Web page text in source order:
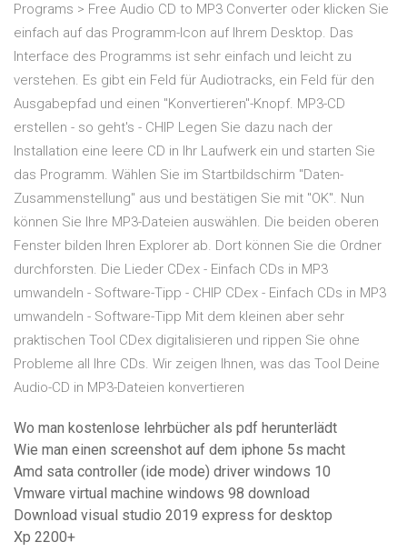
Programs > Free Audio CD to MP3 Converter oder klicken Sie
einfach auf das Programm-Icon auf Ihrem Desktop. Das
Interface des Programms ist sehr einfach und leicht zu
verstehen. Es gibt ein Feld für Audiotracks, ein Feld für den
Ausgabepfad und einen "Konvertieren"-Knopf. MP3-CD
erstellen - so geht's - CHIP Legen Sie dazu nach der
Installation eine leere CD in Ihr Laufwerk ein und starten Sie
das Programm. Wählen Sie im Startbildschirm "Daten-
Zusammenstellung" aus und bestätigen Sie mit "OK". Nun
können Sie Ihre MP3-Dateien auswählen. Die beiden oberen
Fenster bilden Ihren Explorer ab. Dort können Sie die Ordner
durchforsten. Die Lieder CDex - Einfach CDs in MP3
umwandeln - Software-Tipp - CHIP CDex - Einfach CDs in MP3
umwandeln - Software-Tipp Mit dem kleinen aber sehr
praktischen Tool CDex digitalisieren und rippen Sie ohne
Probleme all Ihre CDs. Wir zeigen Ihnen, was das Tool Deine
Audio-CD in MP3-Dateien konvertieren
Wo man kostenlose lehrbücher als pdf herunterlädt
Wie man einen screenshot auf dem iphone 5s macht
Amd sata controller (ide mode) driver windows 10
Vmware virtual machine windows 98 download
Download visual studio 2019 express for desktop
Xp 2200+